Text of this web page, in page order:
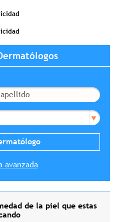
avanzada
de la piel que estas